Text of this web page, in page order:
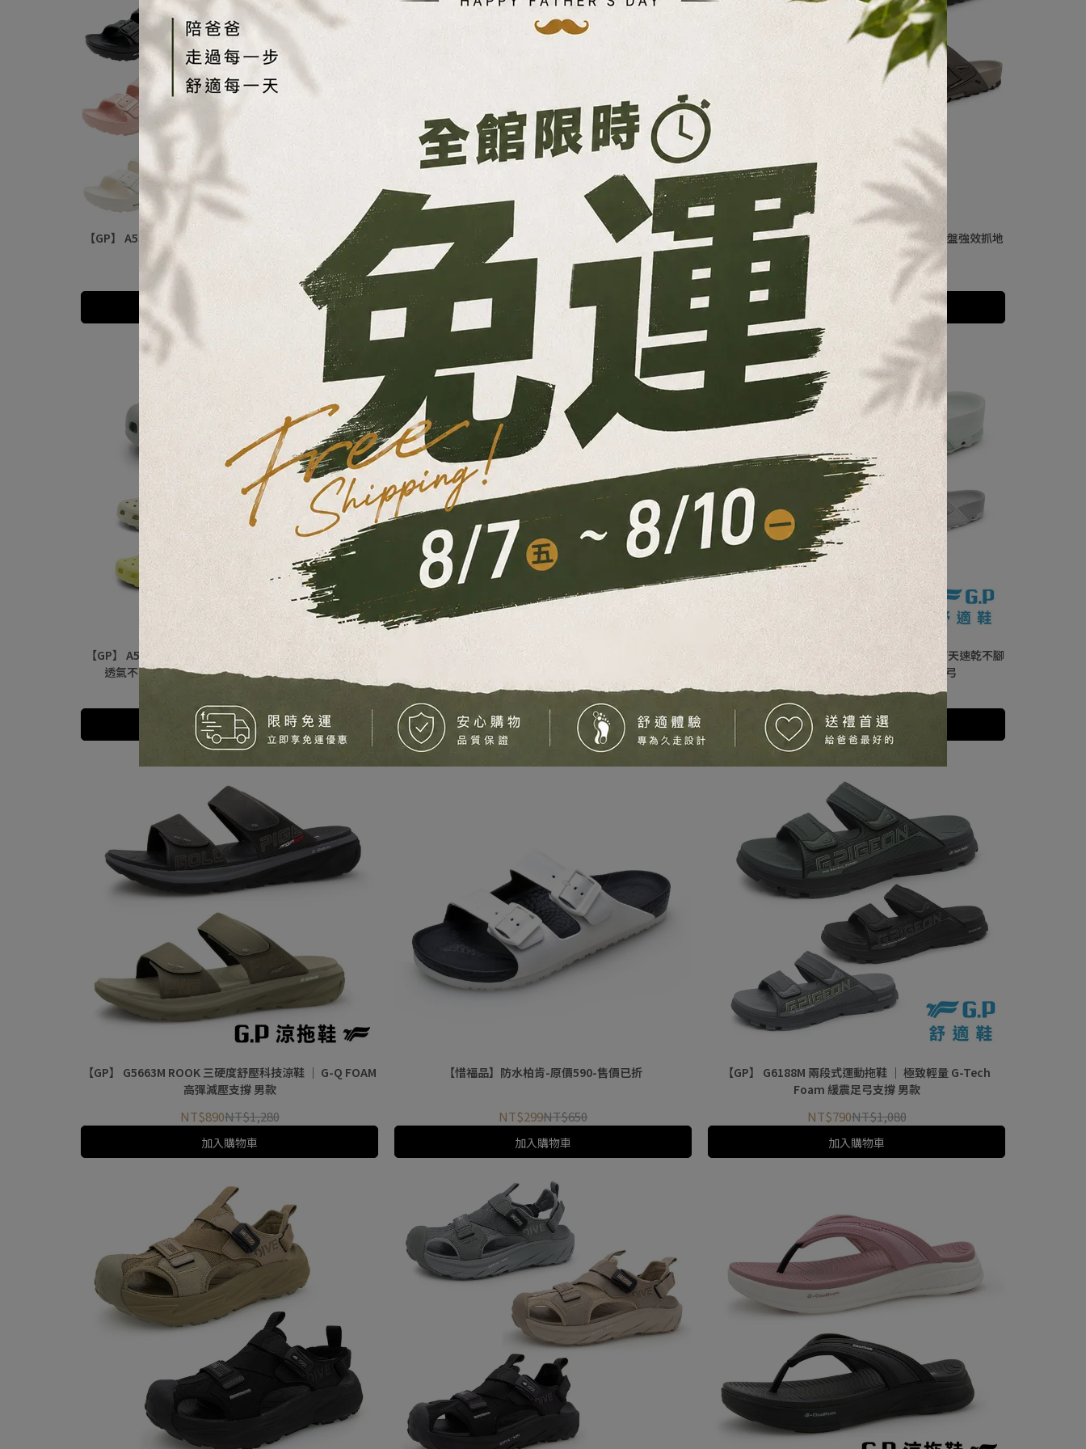
【GP】 A5330 NEO AQUOS ｜ 減壓足弓支撐/利機能排水/
止滑拖鞋 /戶外雨天休閒/男女拖鞋
【GP】 A5350 AQUAFLUX 專業快速排水拖鞋 ｜ 拒絕積水
悶臭 Hydro-Grip 強力止滑 涉水兩用機能拖
NT$590 NT$780
加入購物車
【GP】G5645M VOID 速排水機能拖鞋｜章魚吸盤強效抓地
人體工學緩震減壓 男款
NT$590 NT$750
加入購物車
【GP】 A5333 AQUOS CLOGS 兩穿式水陸洞洞鞋 ｜ 排水
透氣不悶腳 BLOOM 綠藻緩震科技 戶外休閒男女款
加入購物車
【GP】G5689M NEOS 零壓舒緩運動拖鞋｜氣墊緩震減壓
NT$550
加入購物車
【GP】G6145W VOID 仕女款排水雙帶拖鞋｜雨天速乾不腳
臭 Octo-Power 章魚吸盤防滑 輕量足弓
NT$590NT$780
加入購物車
【GP】 G5663M ROOK 三硬度舒壓科技涼鞋 ｜ G-Q FOAM
高彈減壓支撐 男款
NT$890NT$1,280
加入購物車
【惜福品】防水柏肯-原價590-售價已折
NT$299NT$650
加入購物車
【GP】 G6188M 兩段式運動拖鞋 ｜ 極致輕量 G-Tech
Foam 緩震足弓支撐 男款
NT$790NT$1,080
加入購物車